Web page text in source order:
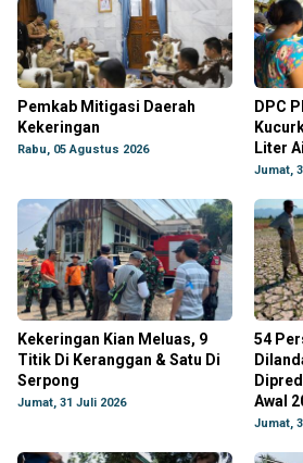
Pemkab Mitigasi Daerah
Kekeringan
Rabu, 05 Agustus 2026
DPC
Liter
Jumat,
Kekeringan Kian Meluas, 9
Titik Di Keranggan & Satu Di
Serpong
Jumat, 31 Juli 2026
54
Awal
Jumat,